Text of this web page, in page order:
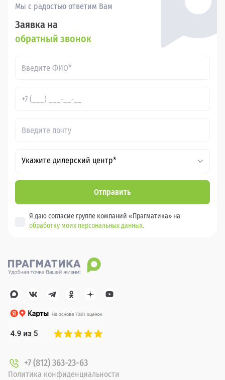
Мы с радостью ответим Вам
Заявка на
обратный звонок
Укажите дилерский центр*
Отправить
Я даю согласие группе компаний «Прагматика» на
обработку моих персональных данных.
+7 (812) 363-23-63
Политика конфиденциальности